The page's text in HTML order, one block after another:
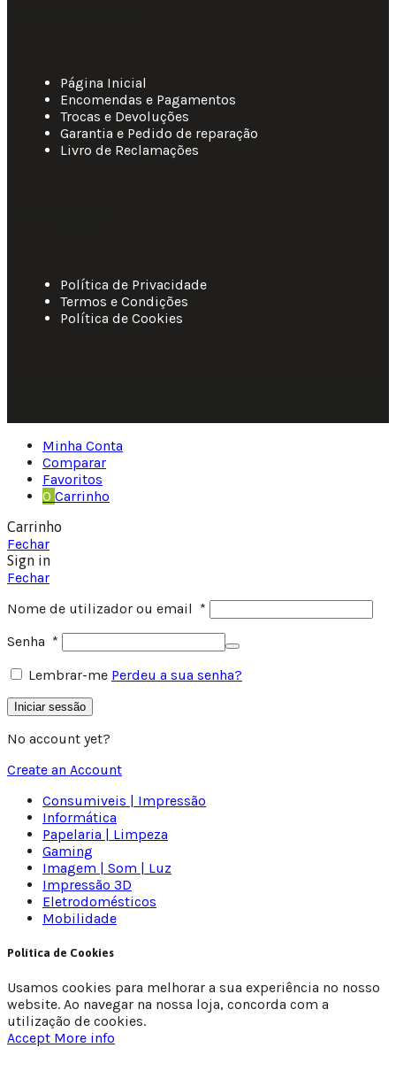
Página Inicial
Encomendas e Pagamentos
Trocas e Devoluções
Garantia e Pedido de reparação
Livro de Reclamações
Política de Privacidade
Termos e Condições
Política de Cookies
Minha Conta
Comparar
Favoritos
0 Carrinho
Carrinho
Fechar
Sign in
Fechar
Nome de utilizador ou email *
Senha *
Lembrar-me Perdeu a sua senha?
Iniciar sessão
No account yet?
Create an Account
Consumiveis | Impressão
Informática
Papelaria | Limpeza
Gaming
Imagem | Som | Luz
Impressão 3D
Eletrodomésticos
Mobilidade
Política de Cookies
Usamos cookies para melhorar a sua experiência no nosso
website. Ao navegar na nossa loja, concorda com a
utilização de cookies.
Accept More info